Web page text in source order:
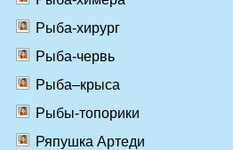
Рыба-хирург
Рыба-червь
Рыба–крыса
Рыбы-топорики
Ряпушка Артеди